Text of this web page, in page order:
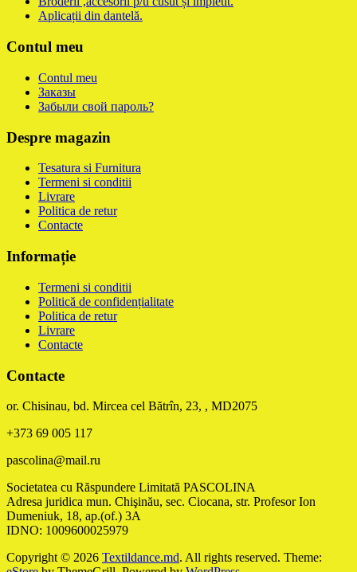
Aplicații din dantelă.
Contul meu
Contul meu
Заказы
Забыли свой пароль?
Despre magazin
Tesatura si Furnitura
Termeni si conditii
Livrare
Politica de retur
Contacte
Informație
Termeni si conditii
Politică de confidențialitate
Politica de retur
Livrare
Contacte
Contacte
or. Chisinau, bd. Mircea cel Bătrîn, 23, , MD2075
+373 69 005 117
pascolina@mail.ru
Societatea cu Răspundere Limitată PASCOLINA
Adresa juridica mun. Chişinău, sec. Ciocana, str. Profesor Ion
Dumeniuk, 18, ap.(of.) 3A
IDNO: 1009600025979
Copyright © 2026 Textildance.md. All rights reserved. Theme: